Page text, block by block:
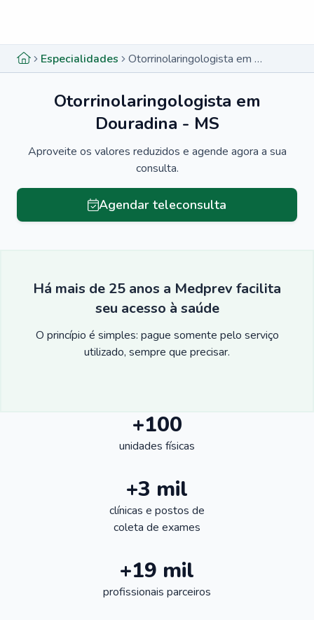
Especialidades Otorrinolaringologista em Douradina - MS
Otorrinolaringologista em
Douradina - MS
Aproveite os valores reduzidos e agende agora a sua
consulta.
Agendar teleconsulta
Há mais de 25 anos a Medprev facilita
seu acesso à saúde
O princípio é simples: pague somente pelo serviço
utilizado, sempre que precisar.
+100
unidades físicas
+3 mil
clínicas e postos de
coleta de exames
+19 mil
profissionais parceiros